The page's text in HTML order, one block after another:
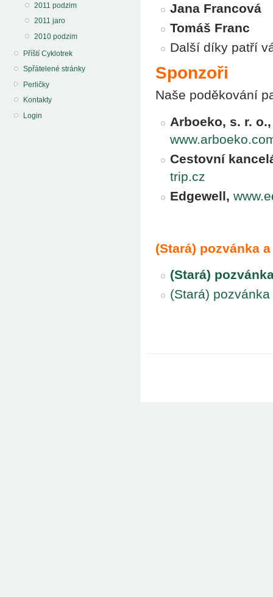
2011 podzim
2011 jaro
2010 podzim
Příští Cyklotrek
Spřátelené stránky
Perličky
Kontakty
Login
Jana Francová
Tomáš Franc
Další díky patří
Sponzoři
Naše poděkování
Arboeko, s. r. o.,
Cestovní
trip.cz
Edgewell,
(Stará) pozvánka
(Stará)
(Stará)